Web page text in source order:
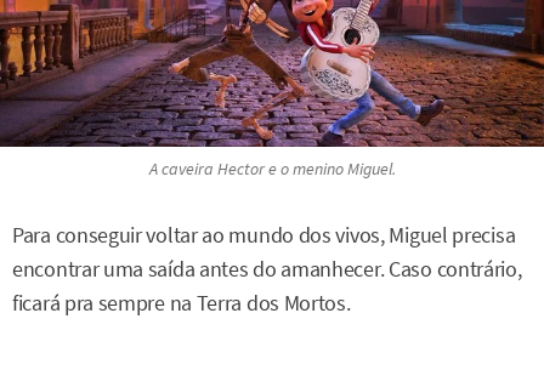
A caveira Hector e o menino Miguel.
Para conseguir voltar ao mundo dos vivos, Miguel precisa
encontrar uma saída antes do amanhecer. Caso contrário,
ficará pra sempre na Terra dos Mortos.